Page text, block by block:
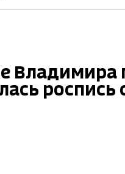
Владимира
роспись